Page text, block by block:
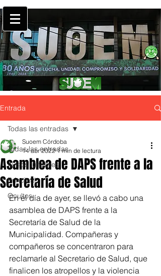
Entrada
Todas las entradas
Avisos fúnebres
Principal
Ocultos
Todas las entradas
Asamblea de DAPS frente a la
Secretaría de Salud
Suoem Córdoba
14 abr 2022 1 min de lectura
En el día de ayer, se llevó a cabo una
asamblea de DAPS frente a la
Secretaría de Salud de la
Municipalidad. Compañeras y
compañeros se concentraron para
reclamarle al Secretario de Salud, que
finalicen los atropellos y la violencia